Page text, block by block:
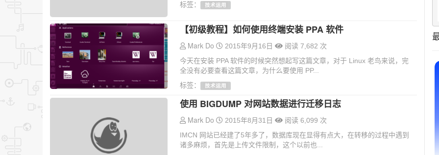
标签：
技术运用
【初级教程】如何使用终端安装 PPA 软件
Mark Do 2015年9月16日
阅读 7,682 次
今天在安装 PPA 软件的时候突然想起写这篇文章，对于 Linux 老鸟来说，完
全没有必要查看这篇文章，为什么要使用 PP...
标签：
技术运用
使用 BIGDUMP 对网站数据进行迁移日志
Mark Do 2015年8月31日
阅读 6,099 次
IMCN 网站已经建了5年多了，数据库现在显得有点大，在转移的过程中遇到
诸多麻烦，首先是上传文件限制，这个以前也...